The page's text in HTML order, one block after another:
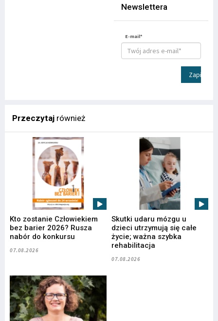
Newslettera
E-mail*
Zapisz
Przeczytaj również
Kto zostanie Człowiekiem
bez barier 2026? Rusza
nabór do konkursu
07.08.2026
Skutki udaru mózgu u
dzieci utrzymują się całe
życie; ważna szybka
rehabilitacja
07.08.2026